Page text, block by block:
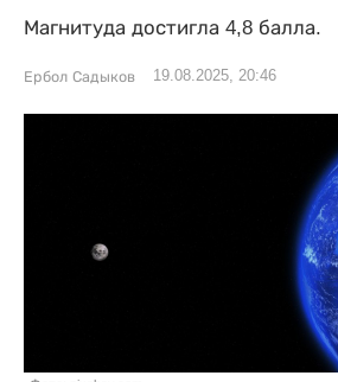
Магнитуда достигла 4,8 балла.
Ербол Садыков 19.08.2025, 20:46